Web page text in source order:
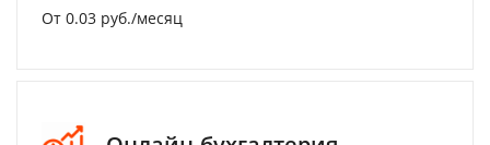
От 0.03 руб./месяц